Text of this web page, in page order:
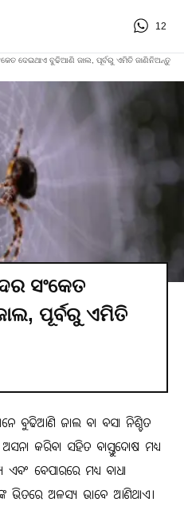
12
ଦେଇଥାଏ ବୁଢିଆଣି ଜାଲ, ପୂର୍ବରୁ ଏମିତି ଜାଣିନିଅନ୍ତୁ
ସଂକେତ
ପୂର୍ବରୁ ଏମିତି
ବୁଢିଆଣି ଜାଲ ବା ବସା ନିଶ୍ଚିତ
କରିବା ସହିତ ବାସ୍ତୁଦୋଷ ମଧ୍ୟ
ବେପାରରେ ମଧ୍ୟ ବାଧା
ଭିତରେ ଅଳସ୍ଯ ଭାବେ ଆଣିଥାଏ।